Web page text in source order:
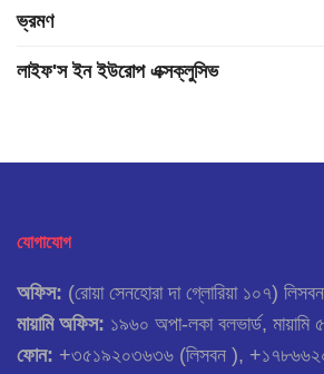
ভ্রমণ
লাইফ'স ইন ইউরোপ এক্সক্লুসিভ
যোগাযোগ
অফিস: (রোয়া সেনহোরা দা গ্লোরিয়া ১০৭)
মায়ামি অফিস: ১৯৬০ অপা-লকা বলভার্ড, মায়ামি
ফোন: +৩৫১৯২০৩৬৩৬ (লিসবন ),